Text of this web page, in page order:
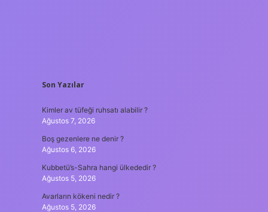
SIDEBAR
Son Yazılar
Kimler av tüfeği ruhsatı alabilir ?
Ağustos 7, 2026
Boş gezenlere ne denir ?
Ağustos 6, 2026
Kubbetü’s-Sahra hangi ülkededir ?
Ağustos 5, 2026
Avarların kökeni nedir ?
Ağustos 5, 2026